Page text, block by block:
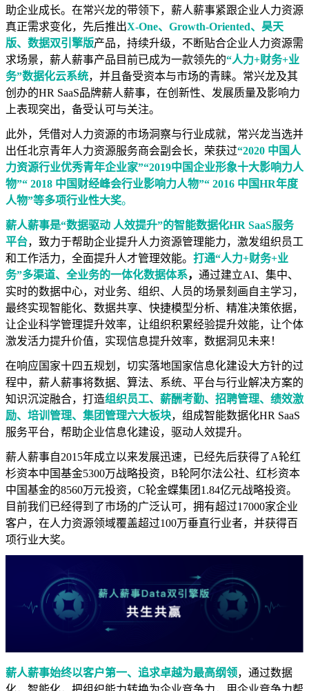
助企业成长。在常兴龙的带领下，薪人薪事紧跟企业人力资源
真正需求变化，先后推出X-One、Growth-Oriented、昊天
版、数据双引擎版产品，持续升级，不断贴合企业人力资源需
求场景，薪人薪事产品目前已成为一款领先的“人力+财务+业
务”数据化云系统，并且备受资本与市场的青睐。常兴龙及其
创办的HR SaaS品牌薪人薪事，在创新性、发展质量及影响力
上表现突出，备受认可与关注。
此外，凭借对人力资源的市场洞察与行业成就，常兴龙当选并
出任北京青年人力资源服务商会副会长，荣获过“2020 中国人
力资源行业优秀青年企业家”“2019中国企业形象十大影响力人
物”“ 2018 中国财经峰会行业影响力人物”“ 2016 中国HR年度
人物”等多项行业性大奖。
薪人薪事是“数据驱动 人效提升”的智能数据化HR SaaS服务
平台，致力于帮助企业提升人力资源管理能力，激发组织员工
和工作活力，全面提升人才管理效能。 打通“人力+财务+业
务”多渠道、全业务的一体化数据体系， 通过建立AI、集中、
实时的数据中心，对业务、组织、人员的场景刻画自主学习，
最终实现智能化、数据共享、快捷模型分析、精准决策依据，
让企业科学管理提升效率，让组织积累经验提升效能，让个体
激发活力提升价值，实现信息提升效率，数据洞见未来！
在响应国家十四五规划，切实落地国家信息化建设大方针的过
程中，薪人薪事将数据、算法、系统、平台与行业解决方案的
知识沉淀融合，打造组织员工、薪酬考勤、招聘管理、绩效激
励、培训管理、集团管理六大板块，组成智能数据化HR SaaS
服务平台，帮助企业信息化建设，驱动人效提升。
薪人薪事自2015年成立以来发展迅速，已经先后获得了A轮红
杉资本中国基金5300万战略投资，B轮阿尔法公社、红杉资本
中国基金的8560万元投资，C轮金蝶集团1.84亿元战略投资。
目前我们已经得到了市场的广泛认可，拥有超过17000家企业
客户，在人力资源领域覆盖超过100万垂直行业者，并获得百
项行业大奖。
薪人薪事始终以客户第一、追求卓越为最高纲领，通过数据